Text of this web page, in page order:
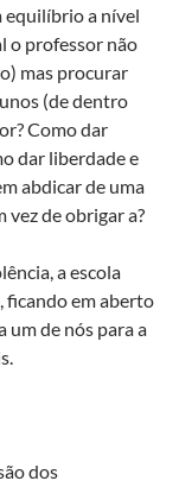
equilíbrio a nível
o professor não
mas procurar
(de dentro
Como dar
dar liberdade e
abdicar de uma
de obrigar a?
a escola
ficando em aberto
um de nós para a
dos